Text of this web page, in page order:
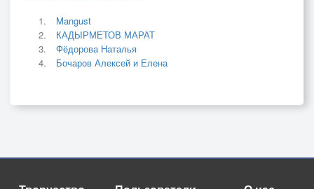
Mangust
КАДЫРМЕТОВ МАРАТ
Фёдорова Наталья
Бочаров Алексей и Елена